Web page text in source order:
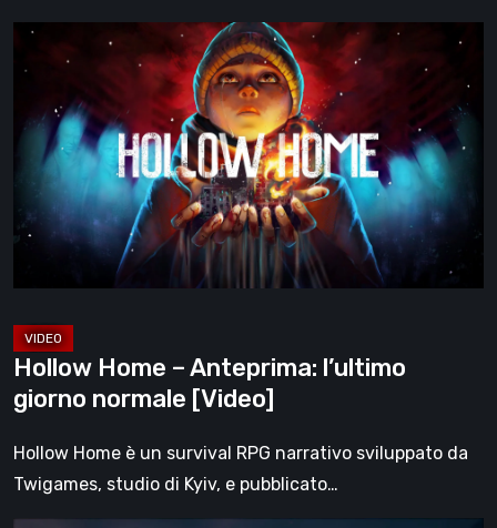
Hollow
Home
Anteprima:
l’ultimo
giorno
normale
Hollow Home – Anteprima: l’ultimo
giorno normale [Video]
Hollow Home è un survival RPG narrativo sviluppato da
Twigames, studio di Kyiv, e pubblicato…